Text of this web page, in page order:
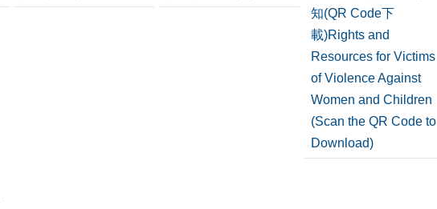
知(QR Code下
載)Rights and
Resources for Victims
of Violence Against
Women and Children
(Scan the QR Code to
Download)